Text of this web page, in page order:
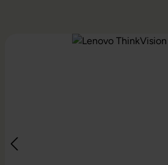
Bildergalerie überspringen